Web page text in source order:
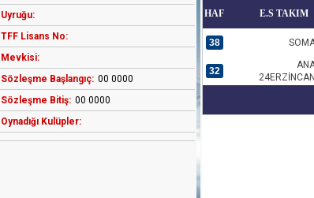
Uyruğu:
TFF Lisans No:
Mevkisi:
Sözleşme Başlangıç: 00 0000
Sözleşme Bitiş: 00 0000
Oynadığı Kulüpler:
HAF E.S TAKIM
38
32